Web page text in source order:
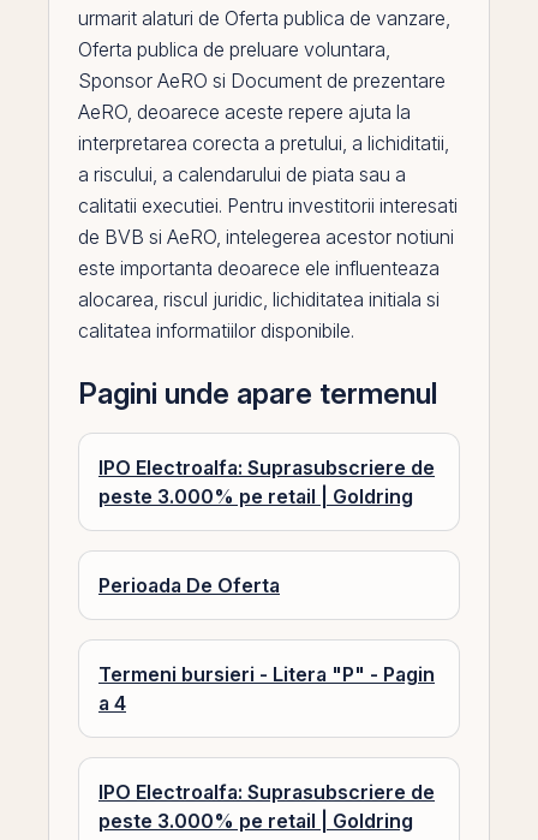
urmarit alaturi de Oferta publica de vanzare,
Oferta publica de preluare voluntara,
Sponsor AeRO si Document de prezentare
AeRO, deoarece aceste repere ajuta la
interpretarea corecta a pretului, a lichiditatii,
a riscului, a calendarului de piata sau a
calitatii executiei. Pentru investitorii interesati
de BVB si AeRO, intelegerea acestor notiuni
este importanta deoarece ele influenteaza
alocarea, riscul juridic, lichiditatea initiala si
calitatea informatiilor disponibile.
Pagini unde apare termenul
IPO Electroalfa: Suprasubscriere de
peste 3.000% pe retail | Goldring
Perioada De Oferta
Termeni bursieri - Litera "P" - Pagin
a 4
IPO Electroalfa: Suprasubscriere de
peste 3.000% pe retail | Goldring